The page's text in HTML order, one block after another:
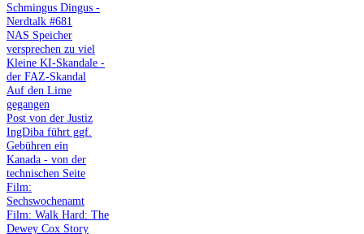
Schmingus Dingus -
Nerdtalk #681
NAS Speicher
versprechen zu viel
Kleine KI-Skandale -
der FAZ-Skandal
Auf den Lime
gegangen
Post von der Justiz
IngDiba führt ggf.
Gebühren ein
Kanada - von der
technischen Seite
Film:
Sechswochenamt
Film: Walk Hard: The
Dewey Cox Story